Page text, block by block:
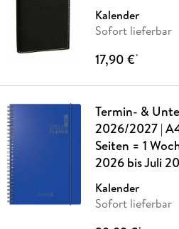
Kalender
Sofort lieferbar
17,90 €*
Termin- &
2026/2027 |
Seiten = 1
2026 bis Juli
Kalender
Sofort lieferbar